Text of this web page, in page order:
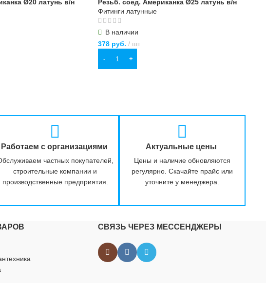
Ø20 латунь в/н
Резьб. соед. Американка Ø25 латунь в/н
Фитинги латунные
В наличии
378 руб. шт
В КОРЗИНУ
Работаем с организациями
частных покупателей,
строительные компании и
производственные предприятия.
Актуальные цены
Цены и наличие обновляются
регулярно. Скачайте прайс или
уточните у менеджера.
СВЯЗЬ ЧЕРЕЗ МЕССЕНДЖЕРЫ